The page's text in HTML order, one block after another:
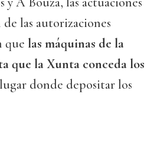
las autorizaciones
que las máquinas de la
que la Xunta conceda los
donde depositar los